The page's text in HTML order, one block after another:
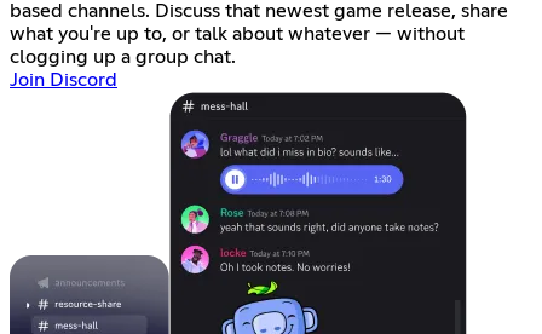
based channels. Discuss that newest game release, share
what you're up to, or talk about whatever — without
clogging up a group chat.
Join Discord